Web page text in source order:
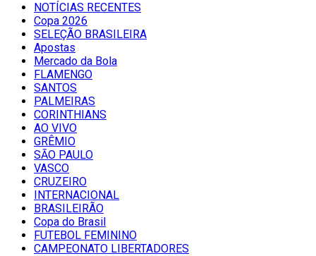
NOTÍCIAS RECENTES
Copa 2026
SELEÇÃO BRASILEIRA
Apostas
Mercado da Bola
FLAMENGO
SANTOS
PALMEIRAS
CORINTHIANS
AO VIVO
GRÊMIO
SĀO PAULO
VASCO
CRUZEIRO
INTERNACIONAL
BRASILEIRÃO
Copa do Brasil
FUTEBOL FEMININO
CAMPEONATO LIBERTADORES